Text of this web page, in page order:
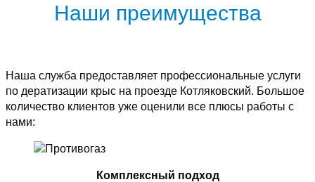
Наши преимущества
Наша служба предоставляет профессиональные услуги
по дератизации крыс на проезде Котляковский. Большое
количество клиентов уже оценили все плюсы работы с
нами:
Комплексный подход